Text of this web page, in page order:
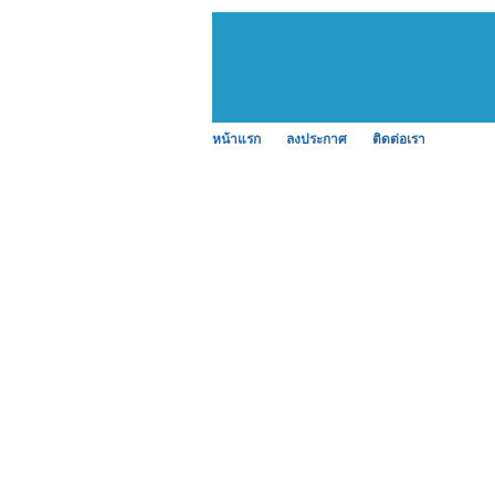
หน้าแรก ลงประกาศ ติดต่อเรา